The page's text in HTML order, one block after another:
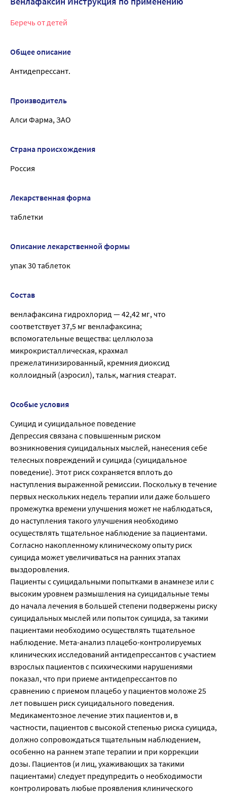
Беречь от детей
Общее описание
Антидепрессант.
Производитель
Алси Фарма, ЗАО
Страна происхождения
Россия
Лекарственная форма
таблетки
Описание лекарственной формы
упак 30 таблеток
Состав
венлафаксина гидрохлорид — 42,42 мг, что
соответствует 37,5 мг венлафаксина;
вспомогательные вещества: целлюлоза
микрокристаллическая, крахмал
прежелатинизированный, кремния диоксид
коллоидный (аэросил), тальк, магния стеарат.
Особые условия
Суицид и суицидальное поведение
Депрессия связана с повышенным риском
возникновения суицидальных мыслей, нанесения себе
телесных повреждений и суицида (суицидальное
поведение). Этот риск сохраняется вплоть до
наступления выраженной ремиссии. Поскольку в течение
первых нескольких недель терапии или даже большего
промежутка времени улучшения может не наблюдаться,
до наступления такого улучшения необходимо
осуществлять тщательное наблюдение за пациентами.
Согласно накопленному клиническому опыту риск
суицида может увеличиваться на ранних этапах
выздоровления.
Пациенты с суицидальными попытками в анамнезе или с
высоким уровнем размышления на суицидальные темы
до начала лечения в большей степени подвержены риску
суицидальных мыслей или попыток суицида, за такими
пациентами необходимо осуществлять тщательное
наблюдение. Мета-анализ плацебо-контролируемых
клинических исследований антидепрессантов с участием
взрослых пациентов с психическими нарушениями
показал, что при приеме антидепрессантов по
сравнению с приемом плацебо у пациентов моложе 25
лет повышен риск суицидального поведения.
Медикаментозное лечение этих пациентов и, в
частности, пациентов с высокой степенью риска суицида,
должно сопровождаться тщательным наблюдением,
особенно на раннем этапе терапии и при коррекции
дозы. Пациентов (и лиц, ухаживающих за такими
пациентами) следует предупредить о необходимости
контролировать любые проявления клинического